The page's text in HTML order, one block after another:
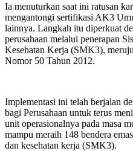
Ia menuturkan saat ini ratusan
mengantongi sertifikasi AK3
lainnya. Langkah itu diperkuat
perusahaan melalui penerapan
Kesehatan Kerja (SMK3),
Nomor 50 Tahun 2012.
Implementasi ini telah berjalan
bagi Perusahaan untuk terus
unit operasionalnya pada masa
mampu meraih 148 bendera
dan kesehatan kerja (SMK3).